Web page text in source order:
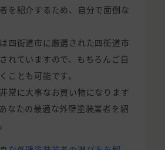
を紹介するため、自分で面倒な
四街道市に厳選された四街道市
れていますので、もちろんご自
ことも可能です。
常に大事なお買い物になります
なたの最適な外壁塗装業者を紹